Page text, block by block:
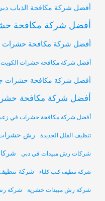
أفضل شركة مكافحة الذباب
أفضل شركة مكافحة
أفضل شركة مكافحة حشرات
أفضل شركة مكافحة حشرات الكويت
أفضل شركة مكافحة حشرات
أفضل شركة مكافحة
أفضل شركة مكافحة حشرات في
تنظيف الفلل الجديدة رش
شركات رش مبيدات في دبي
شركة تنظيف كنب كلباء شركة
شركة رش مبيدات حشرية شركة